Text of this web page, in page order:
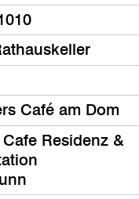
Café am Dom
Residenz &